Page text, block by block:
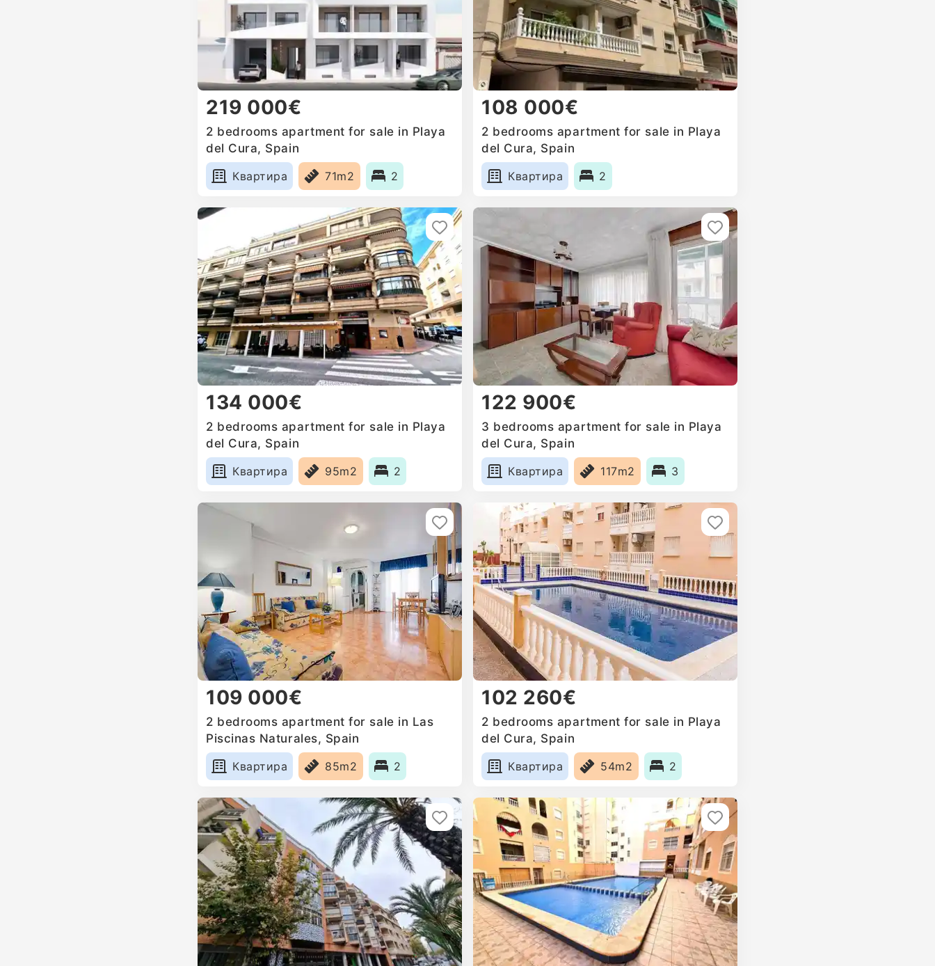
219 000€
2 bedrooms apartment for sale in Playa
del Cura, Spain
Квартира
71m2 2
108 000€
2 bedrooms apartment for sale in Playa
del Cura, Spain
Квартира
2
134 000€
2 bedrooms apartment for sale in Playa
del Cura, Spain
Квартира
95m2 2
122 900€
3 bedrooms apartment for sale in Playa
del Cura, Spain
Квартира
117m2 3
109 000€
2 bedrooms apartment for sale in Las
Piscinas Naturales, Spain
Квартира
85m2 2
102 260€
2 bedrooms apartment for sale in Playa
del Cura, Spain
Квартира
54m2 2